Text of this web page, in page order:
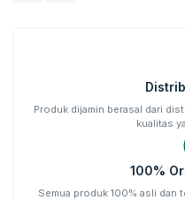
Produk dijamin berasal dari
kualitas
100%
Semua produk 100% asli dan